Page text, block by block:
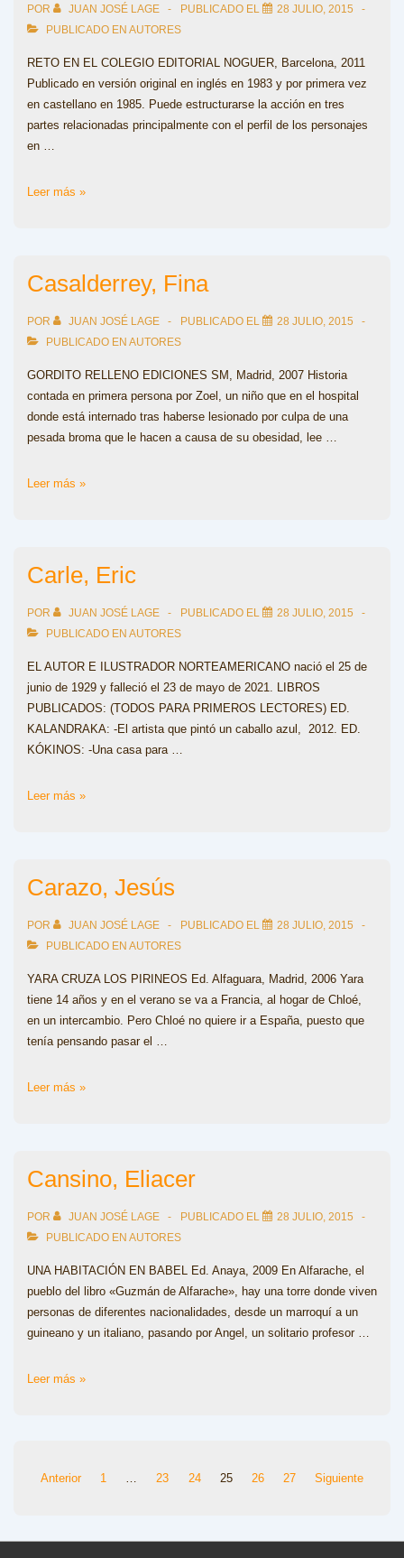
POR JUAN JOSÉ LAGE PUBLICADO EL
28 JULIO, 2015
PUBLICADO EN AUTORES
RETO EN EL COLEGIO EDITORIAL NOGUER, Barcelona, 2011
Publicado en versión original en inglés en 1983 y por primera vez
en castellano en 1985. Puede estructurarse la acción en tres
partes relacionadas principalmente con el perfil de los personajes
en …
Chambers,
Leer más »
Casalderrey, Fina
POR JUAN JOSÉ LAGE PUBLICADO EL
28 JULIO, 2015
PUBLICADO EN AUTORES
GORDITO RELLENO EDICIONES SM, Madrid, 2007 Historia
contada en primera persona por Zoel, un niño que en el hospital
donde está internado tras haberse lesionado por culpa de una
pesada broma que le hacen a causa de su obesidad, lee …
Casalderrey,
Leer más »
Carle, Eric
POR JUAN JOSÉ LAGE PUBLICADO EL
28 JULIO, 2015
PUBLICADO EN AUTORES
EL AUTOR E ILUSTRADOR NORTEAMERICANO nació el 25 de
junio de 1929 y falleció el 23 de mayo de 2021. LIBROS
PUBLICADOS: (TODOS PARA PRIMEROS LECTORES) ED.
KALANDRAKA: -El artista que pintó un caballo azul, 2012. ED.
KÓKINOS: -Una casa para …
Carle,
Leer más »
Carazo, Jesús
POR JUAN JOSÉ LAGE PUBLICADO EL
28 JULIO, 2015
PUBLICADO EN AUTORES
YARA CRUZA LOS PIRINEOS Ed. Alfaguara, Madrid, 2006 Yara
tiene 14 años y en el verano se va a Francia, al hogar de Chloé,
en un intercambio. Pero Chloé no quiere ir a España, puesto que
tenía pensando pasar el …
Carazo,
Leer más »
Cansino, Eliacer
POR JUAN JOSÉ LAGE PUBLICADO EL
28 JULIO, 2015
PUBLICADO EN AUTORES
UNA HABITACIÓN EN BABEL Ed. Anaya, 2009 En Alfarache, el
pueblo del libro «Guzmán de Alfarache», hay una torre donde viven
personas de diferentes nacionalidades, desde un marroquí a un
guineano y un italiano, pasando por Angel, un solitario profesor …
Cansino,
Leer más »
Paginación
entradas
Anterior 1 … 23 24 25 26 27 Siguiente